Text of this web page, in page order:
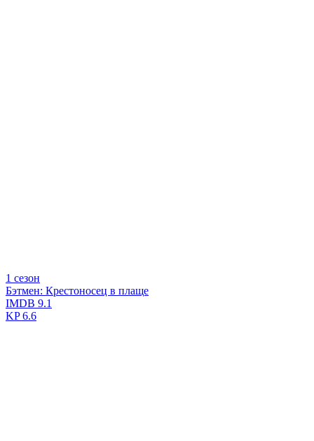
1 сезон
Бэтмен: Крестоносец в плаще
IMDB 9.1
KP6.6